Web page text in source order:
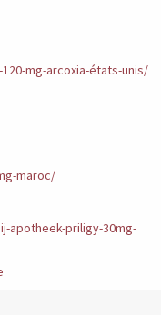
mg-arcoxia-états-unis/
maroc/
apotheek-priligy-30mg-